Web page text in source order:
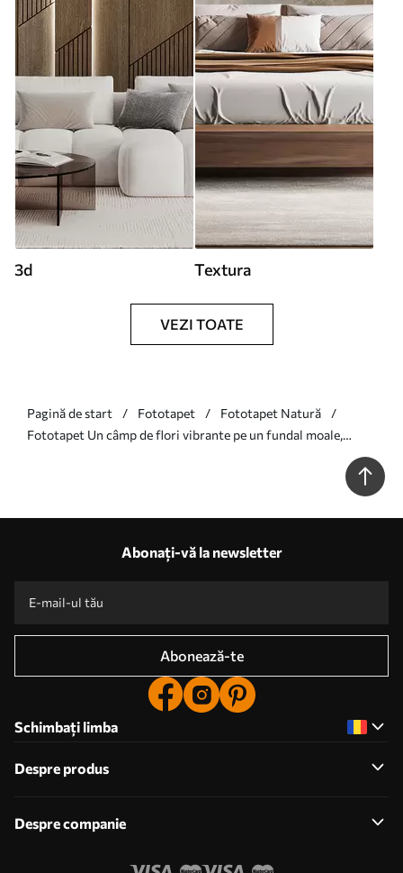
3d Textura
VEZI TOATE
Pagină de start Fototapet
Fototapet Natură
Fototapet Un câmp de flori vibrante pe un fundal moale,
Abonați-vă la newsletter
Abonează-te
Schimbați limba
Despre produs
Despre companie